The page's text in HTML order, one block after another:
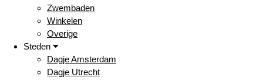
Zwembaden
Winkelen
Overige
Steden
Dagje Amsterdam
Dagje Utrecht